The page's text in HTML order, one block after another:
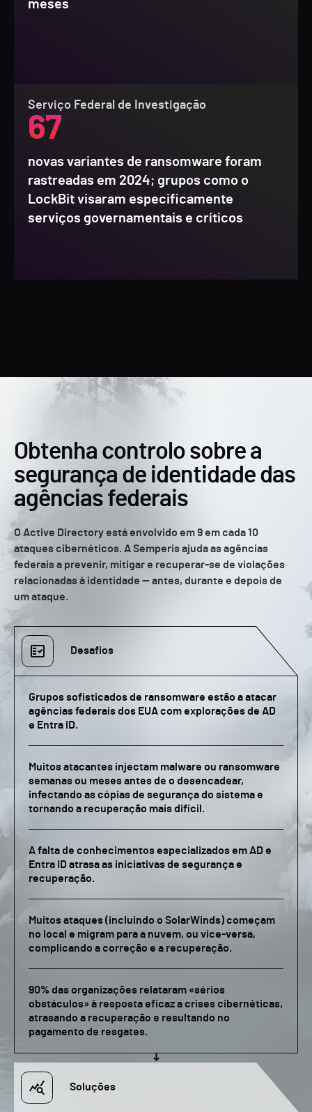
meses
Serviço Federal de Investigação
67
novas variantes de ransomware foram
rastreadas em 2024; grupos como o
LockBit visaram especificamente
serviços governamentais e críticos
Obtenha controlo sobre a
segurança de identidade das
agências federais
O Active Directory está envolvido em 9 em cada 10
ataques cibernéticos. A Semperis ajuda as agências
federais a prevenir, mitigar e recuperar-se de violações
relacionadas à identidade — antes, durante e depois de
um ataque.
Desafios
Soluções
Grupos sofisticados de ransomware estão a atacar
agências federais dos EUA com explorações de AD
e Entra ID.
Muitos atacantes injectam malware ou ransomware
semanas ou meses antes de o desencadear,
infectando as cópias de segurança do sistema e
tornando a recuperação mais difícil.
A falta de conhecimentos especializados em AD e
Entra ID atrasa as iniciativas de segurança e
recuperação.
Muitos ataques (incluindo o SolarWinds) começam
no local e migram para a nuvem, ou vice-versa,
complicando a correção e a recuperação.
90% das organizações relataram «sérios
obstáculos» à resposta eficaz a crises cibernéticas,
atrasando a recuperação e resultando no
pagamento de resgates.